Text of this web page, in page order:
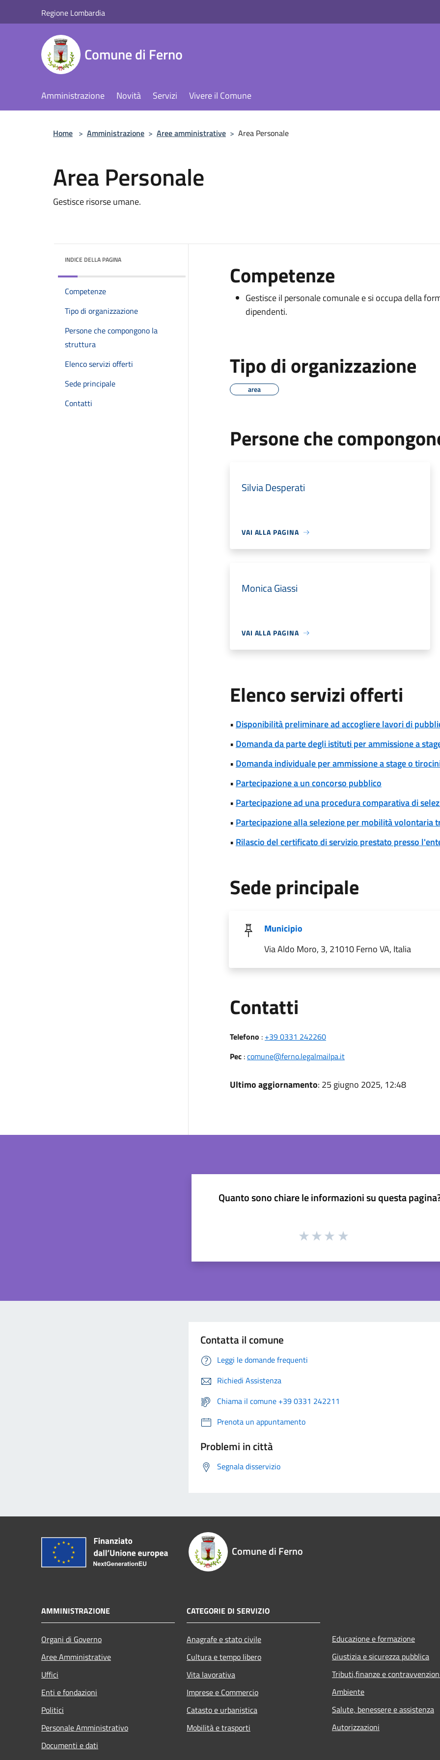
Regione Lombardia
Comune di Ferno
Amministrazione Novità Servizi Vivere il Comune
Home > Amministrazione > Aree amministrative > Area Personale
Area Personale
Gestisce risorse umane.
INDICE DELLA PAGINA
Competenze
Tipo di organizzazione
Persone che compongono la
struttura
Elenco servizi offerti
Sede principale
Contatti
Competenze
Gestisce il personale comunale e si occupa della
dipendenti.
Tipo di organizzazione
area
Persone che
Silvia Desperati
VAI ALLA PAGINA
Monica Giassi
VAI ALLA PAGINA
Elenco servizi offerti
• Disponibilità preliminare ad accogliere lavori di
• Domanda da parte degli istituti per ammissione a
• Domanda individuale per ammissione a stage o
• Partecipazione a un concorso pubblico
• Partecipazione ad una procedura comparativa di
• Partecipazione alla selezione per mobilità volontaria
• Rilascio del certificato di servizio prestato presso
Sede principale
Municipio
Via Aldo Moro, 3, 21010 Ferno VA, Italia
Contatti
Telefono : +39 0331 242260
Pec:comune@ferno.legalmailpa.it
Ultimo aggiornamento: 25 giugno 2025, 12:48
Quanto sono chiare le informazioni su questa
Contatta il comune
Leggi le domande frequenti
Richiedi Assistenza
Chiama il comune +39 0331 242211
Prenota un appuntamento
Problemi in città
Segnala disservizio
Comune di Ferno
AMMINISTRAZIONE
Organi di Governo
Aree Amministrative
Uffici
Enti e fondazioni
Politici
Personale Amministrativo
Documenti e dati
CATEGORIE DI SERVIZIO
Anagrafe e stato civile
Cultura e tempo libero
Vita lavorativa
Imprese e Commercio
Catasto e urbanistica
Mobilità e trasporti
Educazione e formazione
Giustizia e sicurezza pubblica
Tributi,finanze e
Ambiente
Salute, benessere e assistenza
Autorizzazioni